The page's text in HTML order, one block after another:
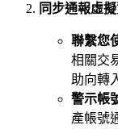
同步通報虛
聯繫您
相關交
助向轉
警示帳
產帳號